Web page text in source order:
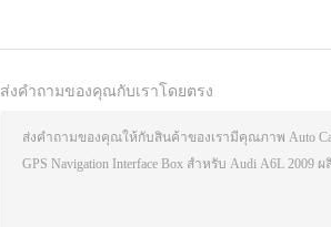
ส่งคำถามของคุณกับเราโดยตรง